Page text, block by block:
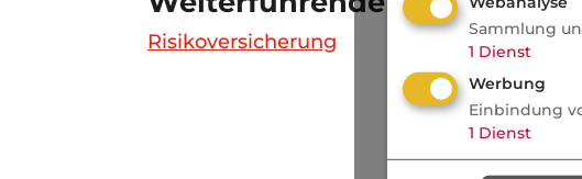
Risikoversicherung
Sammlung
1 Dienst
Werbung
Einbindung
1 Dienst